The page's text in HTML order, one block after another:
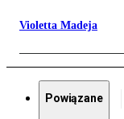
Violetta Madeja
Powiązane